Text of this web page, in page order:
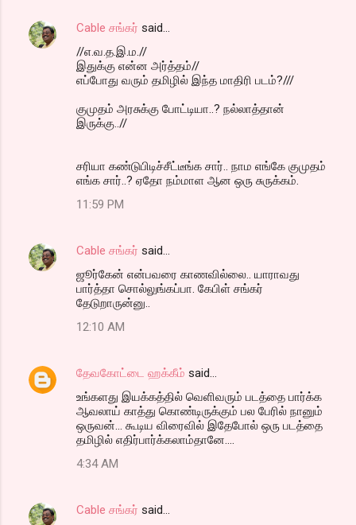
Cable சங்கர் said…
//எ.வ.த.இ.ம.//
இதுக்கு என்ன அர்த்தம்//
எப்போது வரும் தமிழில் இந்த மாதிரி படம்?///
குமுதம் அரசுக்கு போட்டியா..? நல்லாத்தான்
இருக்கு..//
சரியா கண்டுபிடிச்சீட்டீங்க சார்.. நாம எங்கே குமுதம்
எங்க சார்..? ஏதோ நம்மாள ஆன ஒரு சுருக்கம்.
11:59 PM
Cable சங்கர் said…
ஜூர்கேன் என்பவரை காணவில்லை.. யாராவது
பார்த்தா சொல்லுங்கப்பா. கேபிள் சங்கர்
தேடுறாருன்னு..
12:10 AM
தேவகோட்டை ஹக்கீம் said…
உங்களது இயக்கத்தில் வெளிவரும் படத்தை பார்க்க
ஆவலாய் காத்து கொண்டிருக்கும் பல பேரில் நானும்
ஒருவன்... கூடிய விரைவில் இதேபோல் ஒரு படத்தை
தமிழில் எதிர்பார்க்கலாம்தானே....
4:34 AM
Cable சங்கர் said…